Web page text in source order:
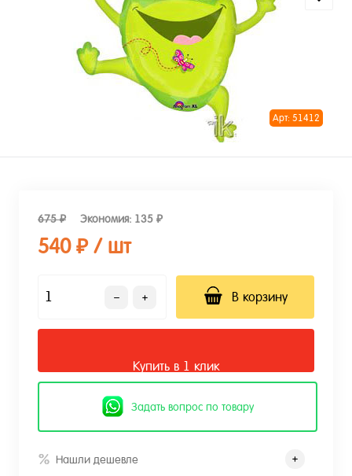
Арт: 51412
675 ₽ Экономия: 135 ₽
540 ₽ / шт
В корзину
Купить в 1 клик
Задать вопрос по товару
Нашли дешевле